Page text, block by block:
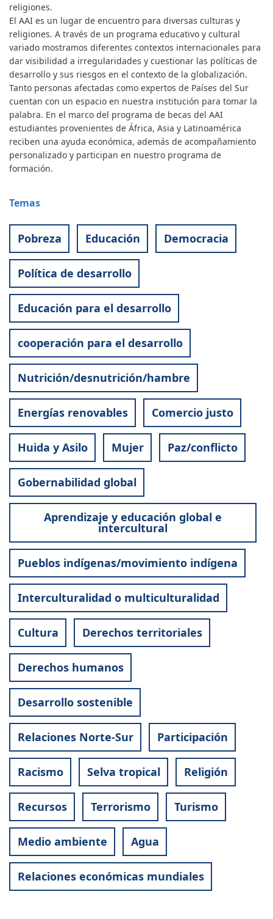
religiones.
El AAI es un lugar de encuentro para diversas culturas y
religiones. A través de un programa educativo y cultural
variado mostramos diferentes contextos internacionales para
dar visibilidad a irregularidades y cuestionar las políticas de
desarrollo y sus riesgos en el contexto de la globalización.
Tanto personas afectadas como expertos de Países del Sur
cuentan con un espacio en nuestra institución para tomar la
palabra. En el marco del programa de becas del AAI
estudiantes provenientes de África, Asia y Latinoamérica
reciben una ayuda económica, además de acompañamiento
personalizado y participan en nuestro programa de
formación.
Temas
Pobreza Educación Democracia
Política de desarrollo
Educación para el desarrollo
cooperación para el desarrollo
Nutrición/desnutrición/hambre
Energías renovables Comercio justo
Huida y Asilo Mujer Paz/conflicto
Gobernabilidad global
Aprendizaje y educación global e
intercultural
Pueblos indígenas/movimiento indígena
Interculturalidad o multiculturalidad
Cultura Derechos territoriales
Derechos humanos
Desarrollo sostenible
Relaciones Norte-Sur Participación
Racismo Selva tropical Religión
Recursos Terrorismo Turismo
Medio ambiente Agua
Relaciones económicas mundiales